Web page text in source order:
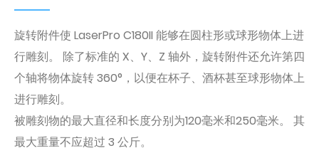
旋转附件使 LaserPro C180II 能够在圆柱形或球形物体上进
行雕刻。 除了标准的 X、Y、Z 轴外，旋转附件还允许第四
个轴将物体旋转 360°，以便在杯子、酒杯甚至球形物体上
进行雕刻。
被雕刻物的最大直径和长度分别为120毫米和250毫米。 其
最大重量不应超过 3 公斤。